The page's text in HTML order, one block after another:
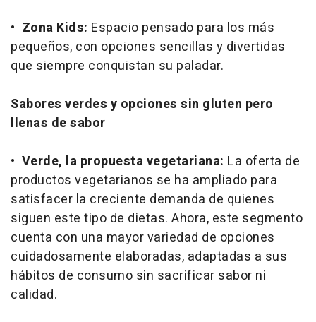
• Zona Kids: Espacio pensado para los más
pequeños, con opciones sencillas y divertidas
que siempre conquistan su paladar.
Sabores verdes y opciones sin gluten pero
llenas de sabor
• Verde, la propuesta vegetariana: La oferta de
productos vegetarianos se ha ampliado para
satisfacer la creciente demanda de quienes
siguen este tipo de dietas. Ahora, este segmento
cuenta con una mayor variedad de opciones
cuidadosamente elaboradas, adaptadas a sus
hábitos de consumo sin sacrificar sabor ni
calidad.